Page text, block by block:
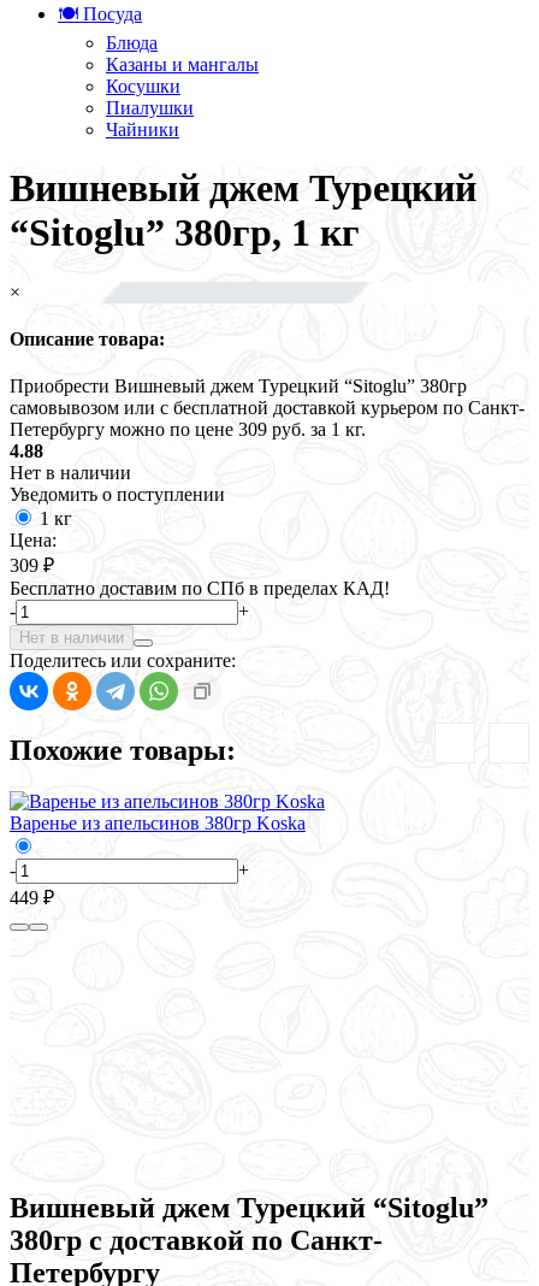
🍽️ Посуда
Блюда
Казаны и мангалы
Косушки
Пиалушки
Чайники
Вишневый джем Турецкий
“Sitoglu” 380гр, 1 кг
×
Описание товара:
Приобрести Вишневый джем Турецкий “Sitoglu” 380гр
самовывозом или с бесплатной доставкой курьером по Санкт-
Петербургу можно по цене 309 руб. за 1 кг.
4.88
Нет в наличии
Уведомить о поступлении
1 кг
Цена:
309 ₽
Бесплатно доставим по СПб в пределах КАД!
-
+
Нет в наличии
Поделитесь или сохраните:
Похожие товары:
Варенье из апельсинов 380гр Koska
-
+
449 ₽
Вишневый джем Турецкий “Sitoglu”
380гр с доставкой по Санкт-
Петербургу